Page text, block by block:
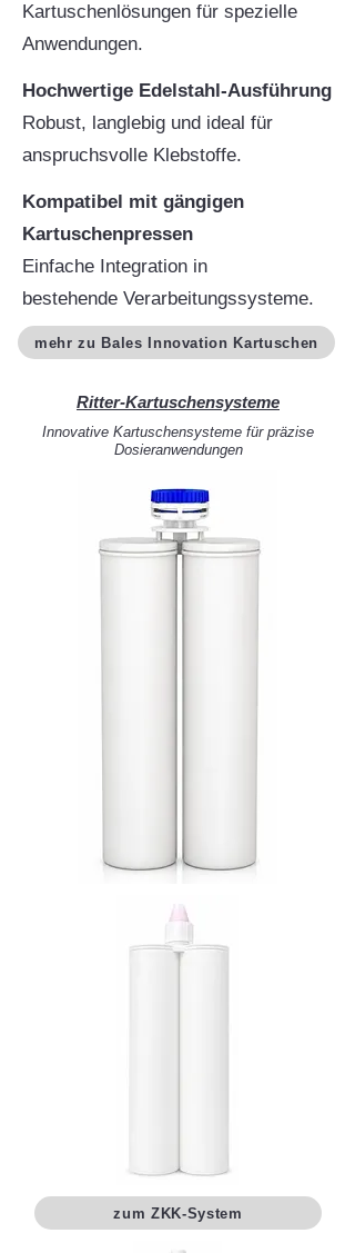
Kartuschenlösungen für spezielle
Anwendungen.
Hochwertige Edelstahl-Ausführung
Robust, langlebig und ideal für
anspruchsvolle Klebstoffe.
Kompatibel mit gängigen
Kartuschenpressen
Einfache Integration in
bestehende Verarbeitungssysteme.
mehr zu Bales Innovation Kartuschen
Ritter-Kartuschensysteme
Innovative Kartuschensysteme für präzise
Dosieranwendungen
zum ZKK-System